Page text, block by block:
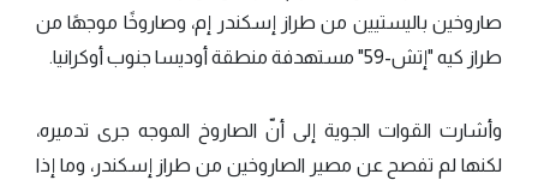
صاروخين باليستيين من طراز إسكندر إم، وصاروخًا موجهًا من
طراز كيه "إتش-59" مستهدفة منطقة أوديسا جنوب أوكرانيا.
وأشارت القوات الجوية إلى أنّ الصاروخ الموجه جرى تدميره،
لكنها لم تفصح عن مصير الصاروخين من طراز إسكندر، وما إذا